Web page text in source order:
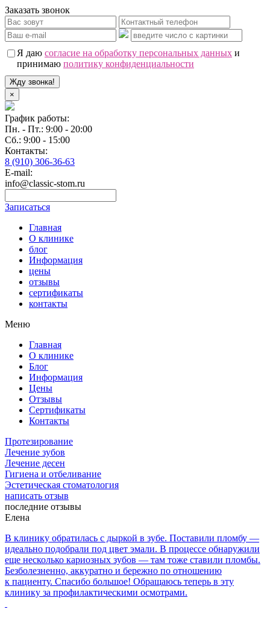
Заказать звонок
Я даю согласие на обработку персональных данных и
принимаю политику конфиденциальности
Жду звонка!
×
График работы:
Пн. - Пт.: 9:00 - 20:00
Сб.: 9:00 - 15:00
Контакты:
8 (910) 306-36-63
E-mail:
info@classic-stom.ru
Записаться
Главная
О клинике
блог
Информация
цены
отзывы
сертификаты
контакты
Меню
Главная
О клинике
Блог
Информация
Цены
Отзывы
Сертификаты
Контакты
Протезирование
Лечение зубов
Лечение десен
Гигиена и отбеливание
Эстетическая стоматология
написать отзыв
последние отзывы
Елена
В клинику обратилась с дыркой в зубе. Поставили пломбу —
идеально подобрали под цвет эмали. В процессе обнаружили
еще несколько кариозных зубов — там тоже ставили пломбы.
Безболезненно, аккуратно и бережно по отношению
к пациенту. Спасибо большое! Обращаюсь теперь в эту
клинику за профилактическими осмотрами.